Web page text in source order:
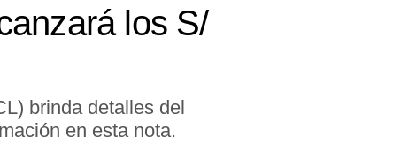
los S/
brinda detalles del
en esta nota.